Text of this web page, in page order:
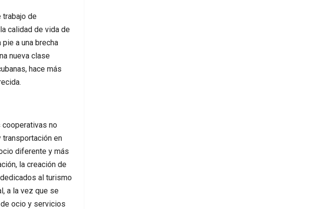
trabajo de
calidad de vida de
a una brecha
nueva clase
hace más
cooperativas no
transportación en
diferente y más
la creación de
al turismo
a la vez que se
ocio y servicios